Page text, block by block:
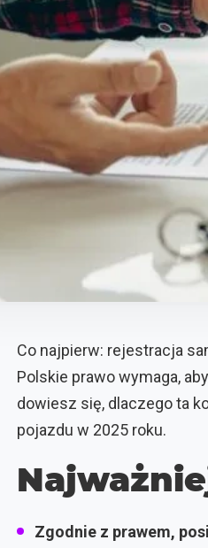
Co najpierw: rejestracja
Polskie prawo wymaga,
dowiesz się, dlaczego ta
pojazdu w 2025 roku.
Zgodnie z prawem,